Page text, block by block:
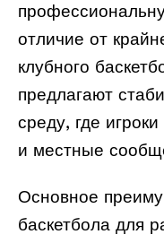
отличие от
клубного
предлагают
среду, где
и местные
Основное
баскетбола для